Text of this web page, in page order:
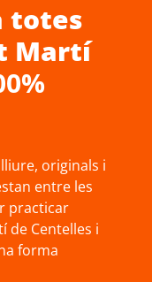
totes
Martí
originals i
entre les
practicar
de Centelles i
forma